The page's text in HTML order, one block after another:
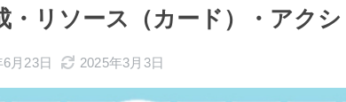
・リソース（カード）・アクシ
月23日 2025年3月3日